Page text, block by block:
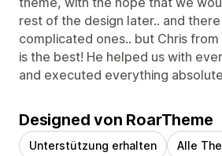
rest of the design later.. and
complicated ones.. but Chris
is the best! He helped us with
and executed everything
Designed von RoarTheme
Unterstützung erhalten Alle